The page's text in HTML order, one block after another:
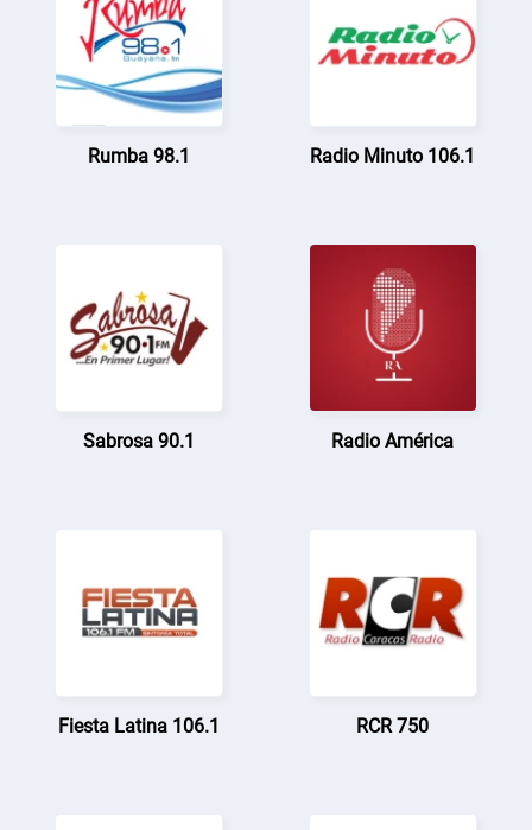
Rumba 98.1 Radio Minuto 106.1
Sabrosa 90.1 Radio América
Fiesta Latina 106.1 RCR 750